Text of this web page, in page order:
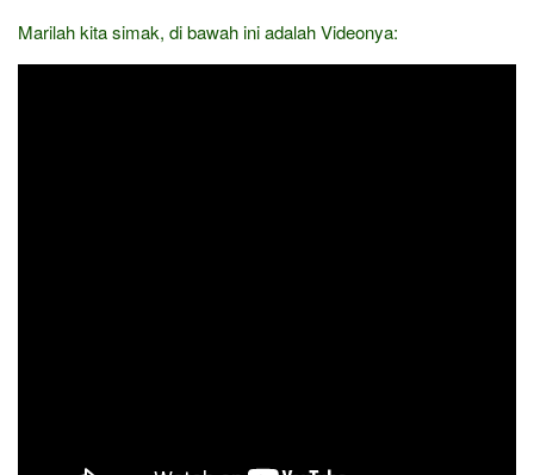
Marilah kita simak, di bawah ini adalah Videonya: